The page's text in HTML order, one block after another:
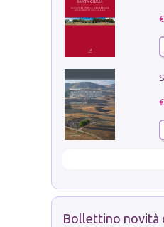
Bollettino novità